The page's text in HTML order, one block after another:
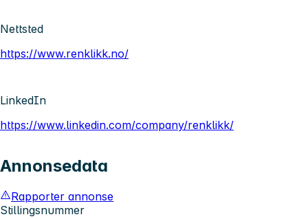
Nettsted
https://www.renklikk.no/
LinkedIn
https://www.linkedin.com/company/renklikk/
Annonsedata
Rapporter annonse
Stillingsnummer